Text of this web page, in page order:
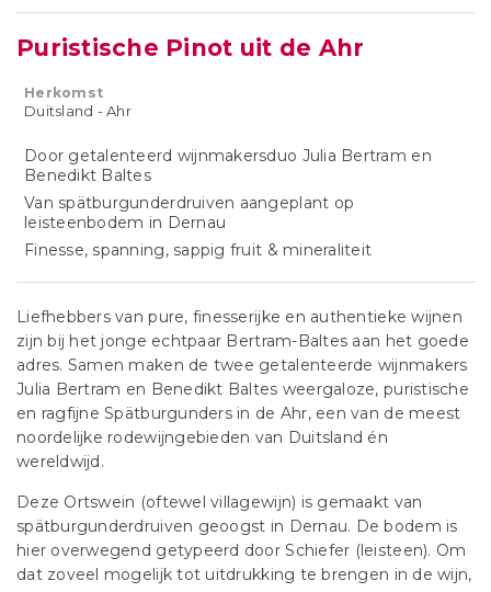
Puristische Pinot uit de Ahr
Herkomst
Duitsland - Ahr
Door getalenteerd wijnmakersduo Julia Bertram en
Benedikt Baltes
Van spätburgunderdruiven aangeplant op
leisteenbodem in Dernau
Finesse, spanning, sappig fruit & mineraliteit
Liefhebbers van pure, finesserijke en authentieke wijnen
zijn bij het jonge echtpaar Bertram-Baltes aan het goede
adres. Samen maken de twee getalenteerde wijnmakers
Julia Bertram en Benedikt Baltes weergaloze, puristische
en ragfijne Spätburgunders in de Ahr, een van de meest
noordelijke rodewijngebieden van Duitsland én
wereldwijd.
Deze Ortswein (oftewel villagewijn) is gemaakt van
spätburgunderdruiven geoogst in Dernau. De bodem is
hier overwegend getypeerd door Schiefer (leisteen). Om
dat zoveel mogelijk tot uitdrukking te brengen in de wijn,